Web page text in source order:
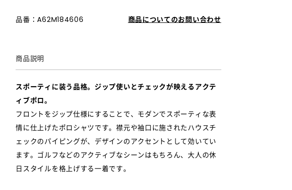
品番：A62M184606 商品についてのお問い合わせ
商品説明
スポーティに装う品格。ジップ使いとチェックが映えるアクテ
ィブポロ。
フロントをジップ仕様にすることで、モダンでスポーティな表
情に仕上げたポロシャツです。襟元や袖口に施されたハウスチ
ェックのパイピングが、デザインのアクセントとして効いてい
ます。ゴルフなどのアクティブなシーンはもちろん、大人の休
日スタイルを格上げする一着です。